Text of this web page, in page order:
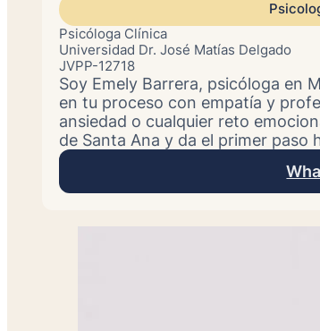
Psicóloga Clínica
Universidad Dr. José Matías Delgado
JVPP-12718
Soy Emely Barrera, psicóloga en
en tu proceso con empatía y
ansiedad o cualquier reto
de Santa Ana y da el primer paso